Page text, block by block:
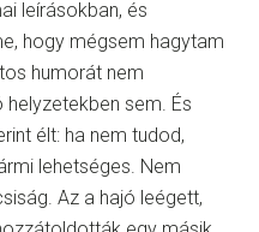
leírásokban, és
hogy mégsem hagytam
humorát nem
sem. És
élt: ha nem tudod,
lehetséges. Nem
Az a hajó leégett,